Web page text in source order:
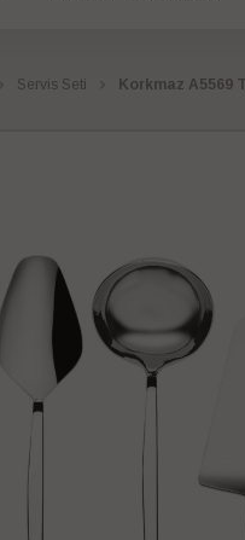
Servis Seti Korkmaz A5569